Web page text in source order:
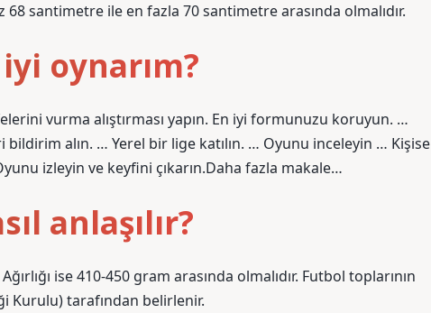
santimetre ile en fazla 70 santimetre arasında olmalıdır.
oynarım?
vurma alıştırması yapın. En iyi formunuzu koruyun. …
alın. … Yerel bir lige katılın. … Oyunu inceleyin …
izleyin ve keyfini çıkarın.Daha fazla makale…
anlaşılır?
ise 410-450 gram arasında olmalıdır. Futbol toplarının
Kurulu) tarafından belirlenir.